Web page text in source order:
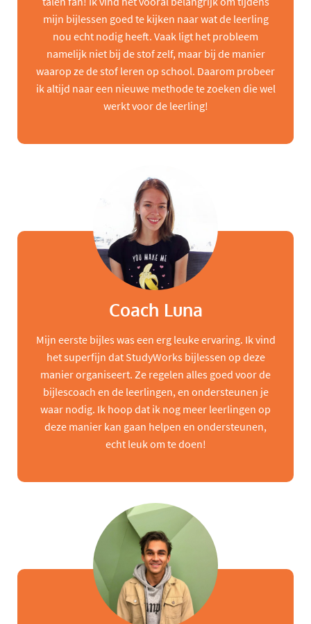
mijn bijlessen goed te kijken naar wat de leerling
nou echt nodig heeft. Vaak ligt het probleem
namelijk niet bij de stof zelf, maar bij de manier
waarop ze de stof leren op school. Daarom probeer
ik altijd naar een nieuwe methode te zoeken die wel
werkt voor de leerling!
Coach Luna
Mijn eerste bijles was een erg leuke ervaring. Ik vind
het superfijn dat StudyWorks bijlessen op deze
manier organiseert. Ze regelen alles goed voor de
bijlescoach en de leerlingen, en ondersteunen je
waar nodig. Ik hoop dat ik nog meer leerlingen op
deze manier kan gaan helpen en ondersteunen,
echt leuk om te doen!